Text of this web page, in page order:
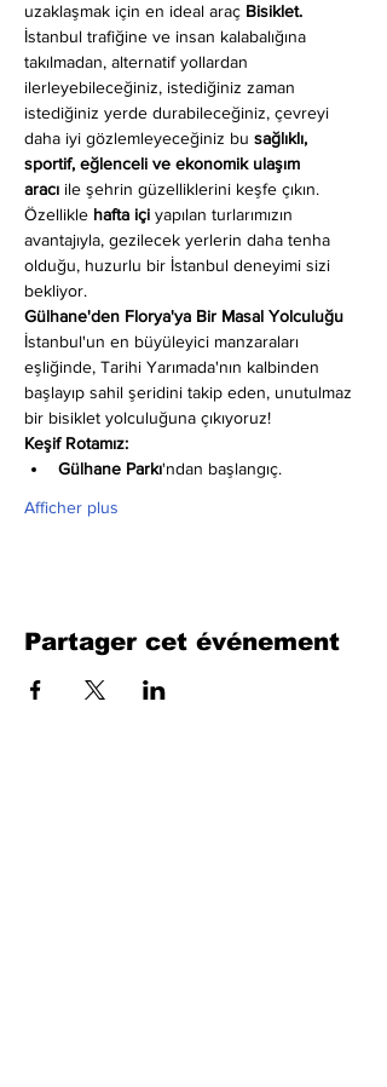
uzaklaşmak için en ideal araç Bisiklet.
İstanbul trafiğine ve insan kalabalığına
takılmadan, alternatif yollardan
ilerleyebileceğiniz, istediğiniz zaman
istediğiniz yerde durabileceğiniz, çevreyi
daha iyi gözlemleyeceğiniz bu sağlıklı,
sportif, eğlenceli ve ekonomik ulaşım
aracı ile şehrin güzelliklerini keşfe çıkın.
Özellikle hafta içi yapılan turlarımızın
avantajıyla, gezilecek yerlerin daha tenha
olduğu, huzurlu bir İstanbul deneyimi sizi
bekliyor.
Gülhane'den Florya'ya Bir Masal Yolculuğu
İstanbul'un en büyüleyici manzaraları
eşliğinde, Tarihi Yarımada'nın kalbinden
başlayıp sahil şeridini takip eden, unutulmaz
bir bisiklet yolculuğuna çıkıyoruz!
Keşif Rotamız:
Gülhane Parkı'ndan başlangıç.
Afficher plus
Partager cet événement